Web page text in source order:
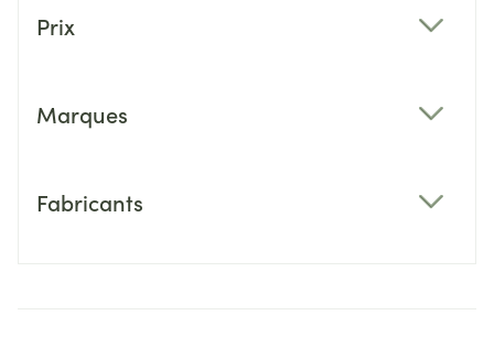
Prix
Marques
Fabricants